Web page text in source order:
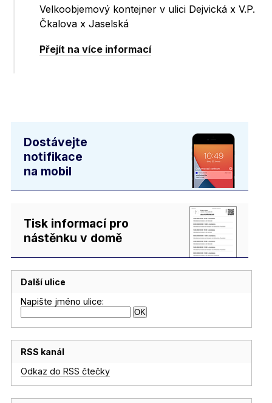
Velkoobjemový kontejner v ulici Dejvická x V.P.
Čkalova x Jaselská
Přejít na více informací
Dostávejte
notifikace
na mobil
Tisk informací pro
nástěnku v domě
Další ulice
Napište jméno ulice:
RSS kanál
Odkaz do RSS čtečky